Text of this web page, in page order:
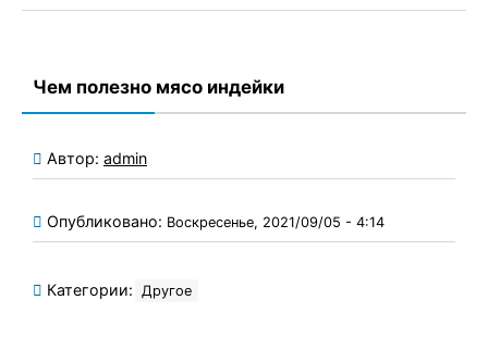
Чем полезно мясо индейки
Автор: admin
Опубликовано: Воскресенье, 2021/09/05 - 4:14
Категории: Другое